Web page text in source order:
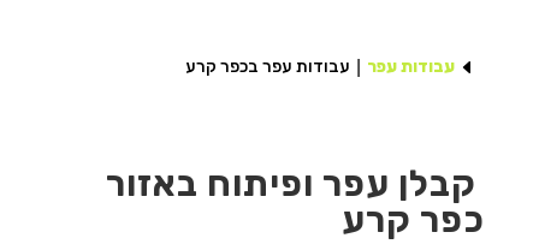
D עבודות עפר עבודות עפר בכפר קרע
קבלן עפר ופיתוח באזור
כפר קרע